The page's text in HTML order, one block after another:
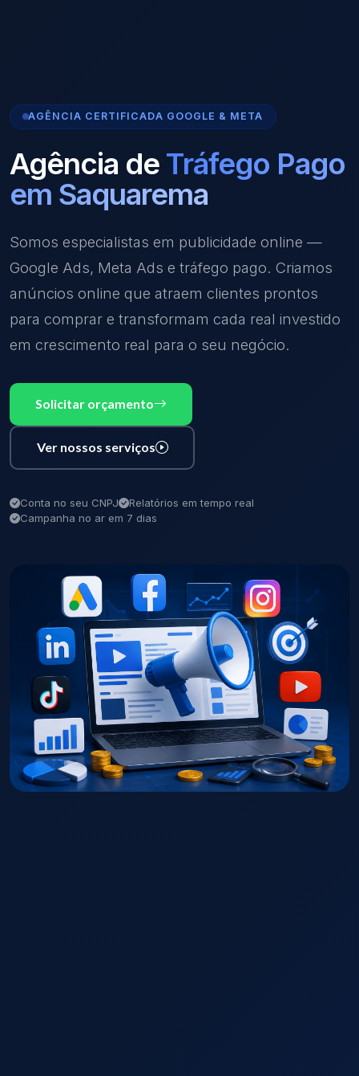
AGÊNCIA CERTIFICADA GOOGLE & META
Agência de Tráfego Pago
em Saquarema
Somos especialistas em publicidade online —
Google Ads, Meta Ads e tráfego pago. Criamos
anúncios online que atraem clientes prontos
para comprar e transformam cada real investido
em crescimento real para o seu negócio.
Solicitar orçamento
Ver nossos serviços
Conta no seu CNPJ
Relatórios em tempo real
Campanha no ar em 7 dias